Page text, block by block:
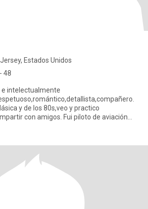
Estados Unidos
48
intelectualmente
y de los 80s,veo y practico
con amigos. Fui piloto de aviación